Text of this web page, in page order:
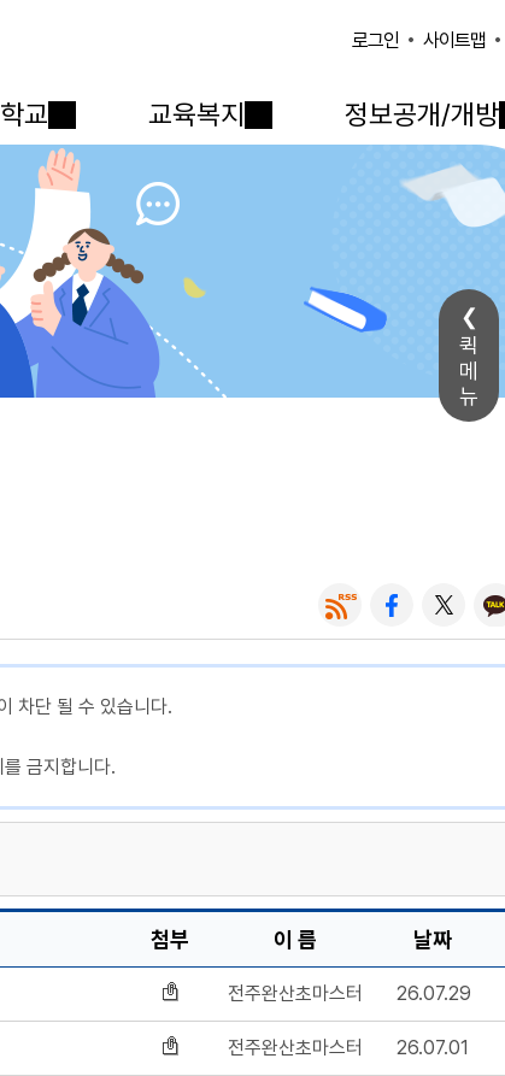
퀵
메
뉴
로그인 사이트맵
교 교육복지 정보공개/개방
차단 될 수 있습니다.
금지합니다.
첨부 이 름 날짜
전주완산초마스터 26.07.29
전주완산초마스터 26.07.01